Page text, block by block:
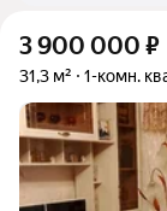
3 900 000 ₽
31,3 м² 1-комн.